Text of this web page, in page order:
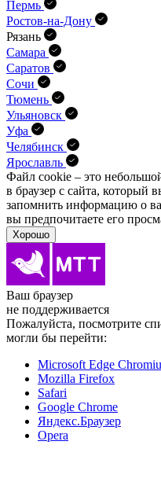
Пермь
Ростов-на-Дону
Рязань
Самара
Саратов
Сочи
Тюмень
Ульяновск
Уфа
Челябинск
Ярославль
Файл cookie – это
в браузер с сайта, который
запомнить информацию о
вы предпочитаете его
Хорошо
Ваш браузер
не поддерживается
Пожалуйста, посмотрите
могли бы перейти:
Microsoft Edge
Mozilla Firefox
Safari
Google Chrome
Яндекс.Браузер
Opera